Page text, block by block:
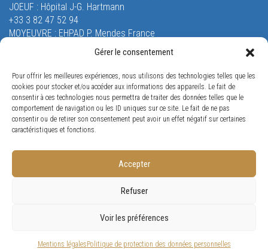
Gérer le consentement
Pour offrir les meilleures expériences, nous utilisons des technologies telles que les
cookies pour stocker et/ou accéder aux informations des appareils. Le fait de
consentir à ces technologies nous permettra de traiter des données telles que le
comportement de navigation ou les ID uniques sur ce site. Le fait de ne pas
consentir ou de retirer son consentement peut avoir un effet négatif sur certaines
caractéristiques et fonctions.
Accepter
Refuser
Voir les préférences
Mentions légalesPolitique de protection des données personnelles
JOEUF : Hôpital J-G. Hartmann
+33 3 82 47 52 94
MOYEUVRE : EHPAD P. Mendes France
26 rue Saint-Robert
54240 JOEUF
Tél. +33 3 82 47 53 53
Orne Restauration
65 rue Louis Jost
57175 GANDRANGE